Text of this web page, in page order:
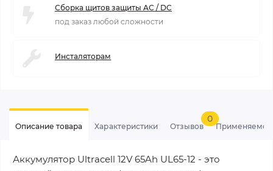
Сборка щитов защиты AC / DC
под заказ любой сложности
Инсталяторам
Описание товара Характеристики Отзывов
0
Аккумулятор Ultracell 12V 65Ah UL65-12 - это